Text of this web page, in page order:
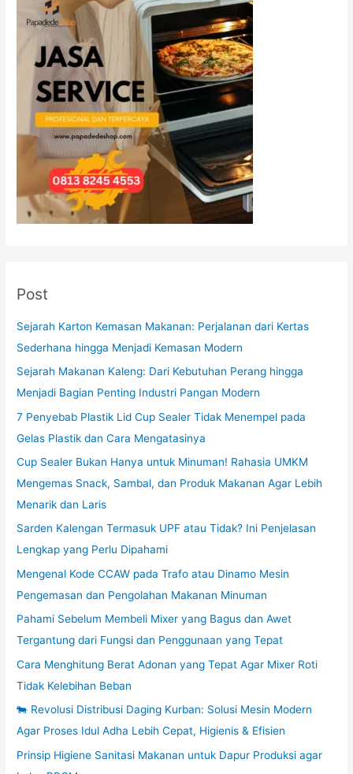
Post
Sejarah Karton Kemasan Makanan: Perjalanan dari Kertas
Sederhana hingga Menjadi Kemasan Modern
Sejarah Makanan Kaleng: Dari Kebutuhan Perang hingga
Menjadi Bagian Penting Industri Pangan Modern
7 Penyebab Plastik Lid Cup Sealer Tidak Menempel pada
Gelas Plastik dan Cara Mengatasinya
Cup Sealer Bukan Hanya untuk Minuman! Rahasia UMKM
Mengemas Snack, Sambal, dan Produk Makanan Agar Lebih
Menarik dan Laris
Sarden Kalengan Termasuk UPF atau Tidak? Ini Penjelasan
Lengkap yang Perlu Dipahami
Mengenal Kode CCAW pada Trafo atau Dinamo Mesin
Pengemasan dan Pengolahan Makanan Minuman
Pahami Sebelum Membeli Mixer yang Bagus dan Awet
Tergantung dari Fungsi dan Penggunaan yang Tepat
Cara Menghitung Berat Adonan yang Tepat Agar Mixer Roti
Tidak Kelebihan Beban
🐄 Revolusi Distribusi Daging Kurban: Solusi Mesin Modern
Agar Proses Idul Adha Lebih Cepat, Higienis & Efisien
Prinsip Higiene Sanitasi Makanan untuk Dapur Produksi agar